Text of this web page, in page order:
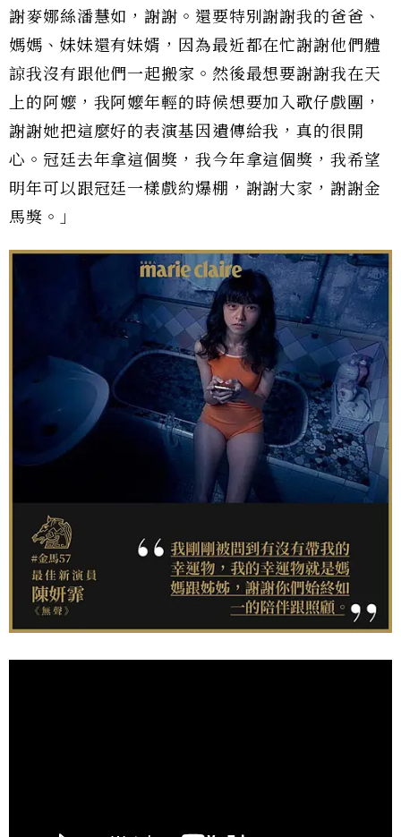
謝麥娜絲潘慧如，謝謝。還要特別謝謝我的爸爸、
媽媽、妹妹還有妹婿，因為最近都在忙謝謝他們體
諒我沒有跟他們一起搬家。然後最想要謝謝我在天
上的阿嬤，我阿嬤年輕的時候想要加入歌仔戲團，
謝謝她把這麼好的表演基因遺傳給我，真的很開
心。冠廷去年拿這個獎，我今年拿這個獎，我希望
明年可以跟冠廷一樣戲約爆棚，謝謝大家，謝謝金
馬獎。」